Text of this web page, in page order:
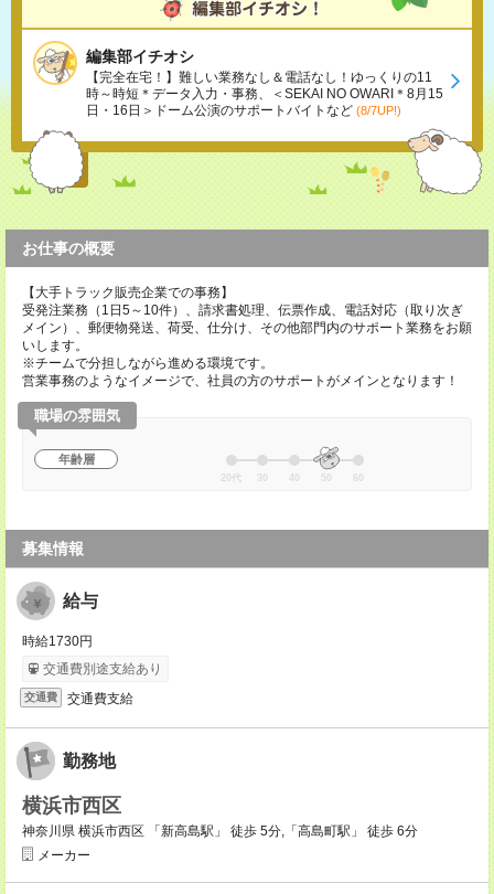
編集部イチオシ
【完全在宅！】難しい業務なし＆電話なし！ゆっくりの11
時～時短＊データ入力・事務、＜SEKAI NO OWARI＊8月15
日・16日＞ドーム公演のサポートバイトなど (8/7UP!)
お仕事の概要
【大手トラック販売企業での事務】
受発注業務（1日5～10件）、請求書処理、伝票作成、電話対応（取り次ぎ
メイン）、郵便物発送、荷受、仕分け、その他部門内のサポート業務をお願
いします。
※チームで分担しながら進める環境です。
営業事務のようなイメージで、社員の方のサポートがメインとなります！
職場の雰囲気
年齢層
20代 30 40 50 60
募集情報
給与
時給1730円
交通費別途支給あり
交通費 交通費支給
勤務地
横浜市西区
神奈川県 横浜市西区 「新高島駅」 徒歩 5分,「高島町駅」 徒歩 6分
メーカー